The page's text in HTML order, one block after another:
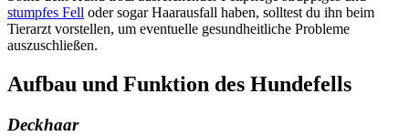
stumpfes Fell oder sogar Haarausfall haben, solltest du ihn beim
Tierarzt vorstellen, um eventuelle gesundheitliche Probleme
auszuschließen.
Aufbau und Funktion des Hundefells
Deckhaar